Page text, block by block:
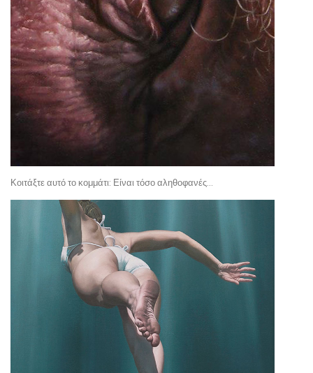
Κοιτάξτε αυτό το κομμάτι: Είναι τόσο αληθοφανές…